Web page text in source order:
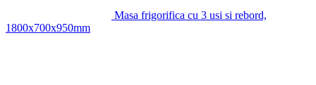
Masa frigorifica cu 3 usi si rebord,
1800x700x950mm